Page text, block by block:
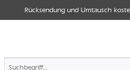
Rücksendung und Umtausch